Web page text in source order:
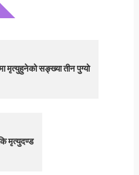
मृत्युहुनेको सङ्ख्या तीन पुग्यो
मृत्युदण्ड